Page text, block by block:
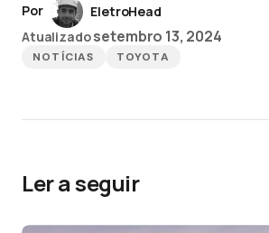
Por
EletroHead
Atualizadosetembro 13, 2024
NOTÍCIAS TOYOTA
Ler a seguir